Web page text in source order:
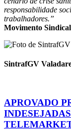
responsabilidade
trabalhadores.”
Movimento Sindical
SintrafGV
APROVADO